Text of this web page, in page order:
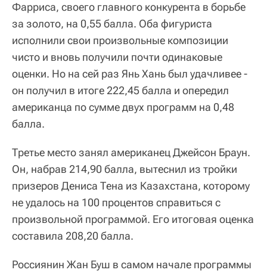
Фарриса, своего главного конкурента в борьбе
за золото, на 0,55 балла. Оба фигуриста
исполнили свои произвольные композиции
чисто и вновь получили почти одинаковые
оценки. Но на сей раз Янь Хань был удачливее -
он получил в итоге 222,45 балла и опередил
американца по сумме двух программ на 0,48
балла.
Третье место занял американец Джейсон Браун.
Он, набрав 214,90 балла, вытеснил из тройки
призеров Дениса Тена из Казахстана, которому
не удалось на 100 процентов справиться с
произвольной программой. Его итоговая оценка
составила 208,20 балла.
Россиянин Жан Буш в самом начале программы